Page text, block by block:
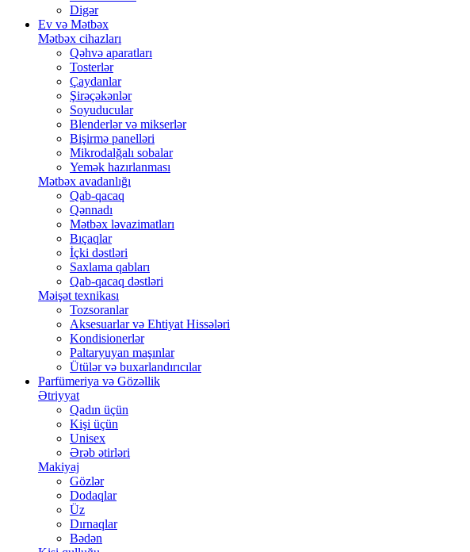
Digər
Ev və Mətbəx
Mətbəx cihazları
Qəhvə aparatları
Tosterlər
Çaydanlar
Şirəçəkənlər
Soyuducular
Blenderlər və mikserlər
Bişirmə panelləri
Mikrodalğalı sobalar
Yemək hazırlanması
Mətbəx avadanlığı
Qab-qacaq
Qənnadı
Mətbəx ləvazimatları
Bıçaqlar
İçki dəstləri
Saxlama qabları
Qab-qacaq dəstləri
Məişət texnikası
Tozsoranlar
Aksesuarlar və Ehtiyat Hissələri
Kondisionerlər
Paltaryuyan maşınlar
Ütülər və buxarlandırıcılar
Parfümeriya və Gözəllik
Ətriyyat
Qadın üçün
Kişi üçün
Unisex
Ərəb ətirləri
Makiyaj
Gözlər
Dodaqlar
Üz
Dırnaqlar
Bədən